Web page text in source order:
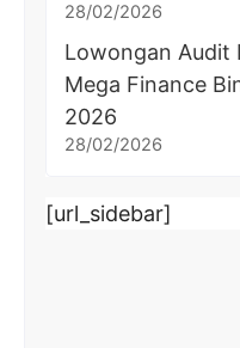
28/02/2026
Lowongan Audit
Mega Finance
2026
28/02/2026
[url_sidebar]